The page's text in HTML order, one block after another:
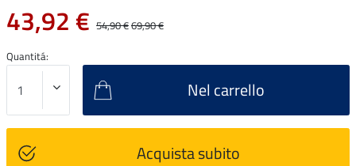
43,92 € 54,90 €69,90 €
Quantitá:
Nel carrello
Acquista subito